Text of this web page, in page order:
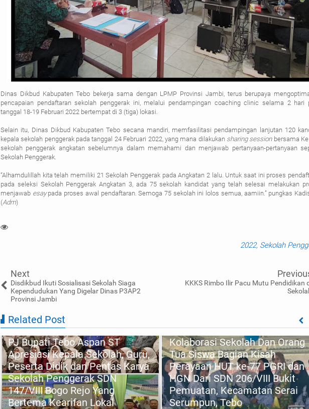
Dinas Dikbud Kabupaten Tebo bekerja sama dengan LPMP Provinsi Jambi, terus berupaya
pencapaian pendaftaran sekolah penggerak ini, melalui pendampingan coaching clinic selama 2 hari
tanggal 18-19 Februari 2022 bertempat di 3 (tiga) lokasi.
Selain itu, Dinas Dikbud Kabupaten Tebo secana mandiri, memfasilitasi pendampingan lanjutan 120
kepala sekolah penggerak pada tanggal 24 Februari 2022, yang mana dilakukan sharing sessionbersama
sekolah penggerak angkatan sebelumnya dalam memahami dan menjawab pertanyaan-pertanyaan
Sekolah Penggerak.
“Alhamdulillah kita telah memiliki 21 Sekolah Penggerak pada Angkatan 2 lalu. Untuk saat ini proses
pada seleksi Sekolah Penggerak Angkatan 3, ada 75 sekolah kandidat yang telah selesai melakukan
menjawab esaypada proses awal pendaftaran. Semoga 75 sekolah ini lolos semua, aamiin.” pungkas
(Adm)
2022, Sekolah
Next
Disdikbud Ikuti Sosialisasi Sekolah Siaga
Kependudukan Yang Digelar Dinas P3AP2
Provinsi Jambi
KKKS Rimbo Ilir Pacu Mutu Pendidikan
Related Post
PJ Bupati Tebo Aspan ST
Apresiasi Kepala Sekolah, Guru,
Peserta Didik dan Pentas Karya
Sekolah Penggerak SDN
147/VIII Bogo Rejo Yang
Bertema Kearifan Lokal
Kolaborasi Sekolah Dan Orang
Tua Siswa Bagian Kisah
Perayaan HUT ke-77 PGRI dan
HGN Dari SDN 206/VIII Bukit
Pemuatan, Kecamatan Serai
Serumpun, Tebo